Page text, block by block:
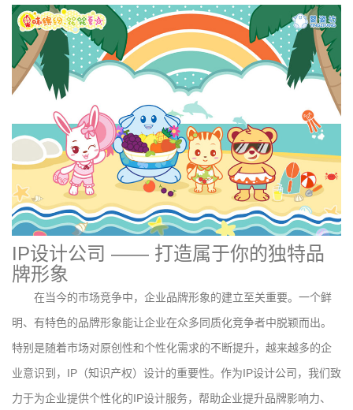
IP设计公司 —— 打造属于你的独特品
牌形象
在当今的市场竞争中，企业品牌形象的建立至关重要。一个鲜
明、有特色的品牌形象能让企业在众多同质化竞争者中脱颖而出。
特别是随着市场对原创性和个性化需求的不断提升，越来越多的企
业意识到，IP（知识产权）设计的重要性。作为IP设计公司，我们致
力于为企业提供个性化的IP设计服务，帮助企业提升品牌影响力、